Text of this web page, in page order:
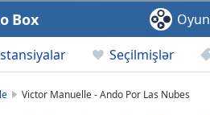
Seçilmişlər
Box
Victor Manuelle - Ando Por Las Nubes